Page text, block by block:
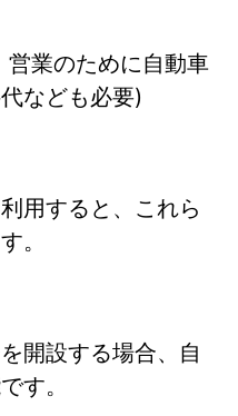
営業のために自動車
なども必要)
用すると、これら
。
開設する場合、自
す。